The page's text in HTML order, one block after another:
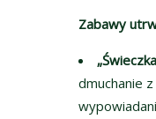
Zabawy
dmuchanie